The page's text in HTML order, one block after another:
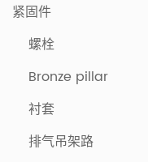
紧固件
螺栓
Bronze pillar
衬套
排气吊架路